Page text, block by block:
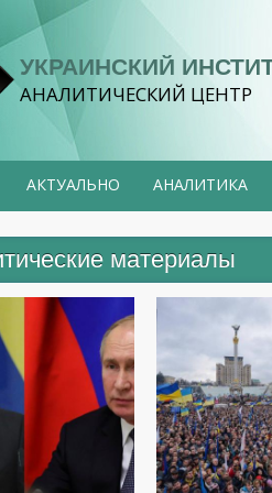
УКРАИНСКИЙ
АНАЛИТИЧЕСКИЙ ЦЕНТР
АКТУАЛЬНО АНАЛИТИКА
материалы